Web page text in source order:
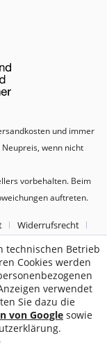
und immer
wenn nicht
vorbehalten. Beim
auftreten.
Widerrufsrecht
technischen Betrieb
Cookies werden
verwendet
Sie dazu die
von Google sowie